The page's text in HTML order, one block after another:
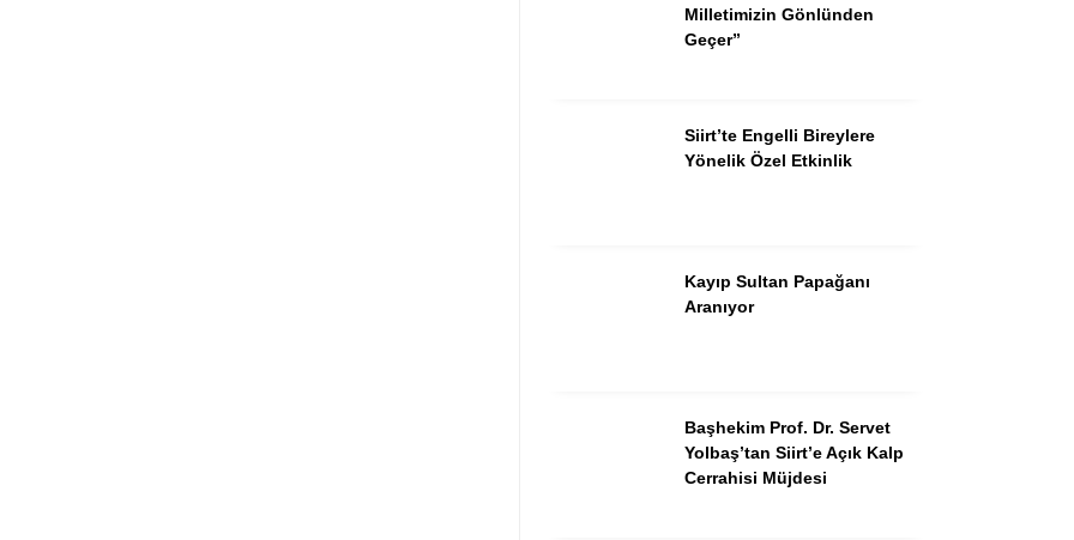
Milletimizin Gönlünden
Geçer”
Siirt’te Engelli Bireylere
Yönelik Özel Etkinlik
Kayıp Sultan Papağanı
Aranıyor
Başhekim Prof. Dr. Servet
Yolbaş’tan Siirt’e Açık Kalp
Cerrahisi Müjdesi